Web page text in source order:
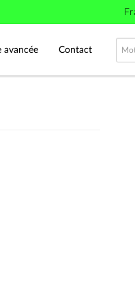
avancée Contact